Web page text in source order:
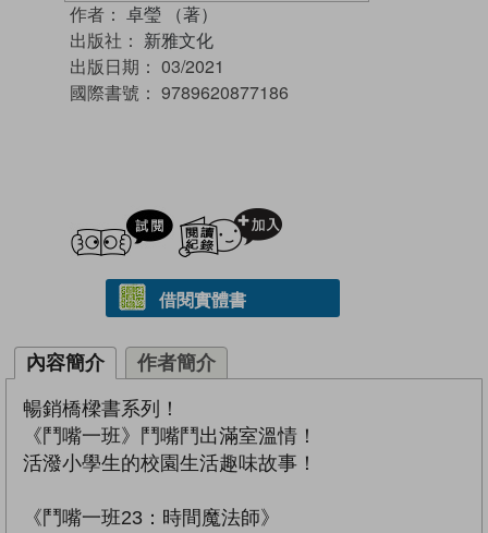
作者： 卓瑩 （著）
出版社： 新雅文化
出版日期： 03/2021
國際書號： 9789620877186
試閲
借閱實體書
內容簡介 作者簡介
暢銷橋樑書系列！
《鬥嘴一班》鬥嘴鬥出滿室溫情！
活潑小學生的校園生活趣味故事！
《鬥嘴一班23：時間魔法師》